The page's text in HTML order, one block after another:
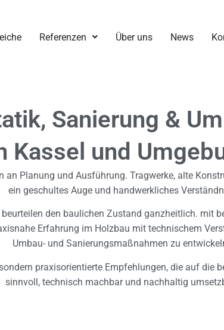
Referenzen Über uns News
Sanierung &
Kassel und
an Planung und Ausführung. Tragwerke, alte
ein geschultes Auge und handwerkliches
den baulichen Zustand ganzheitlich. mit
Erfahrung im Holzbau mit technischem
Umbau- und Sanierungsmaßnahmen zu
praxisorientierte Empfehlungen, die auf
sinnvoll, technisch machbar und nachhaltig